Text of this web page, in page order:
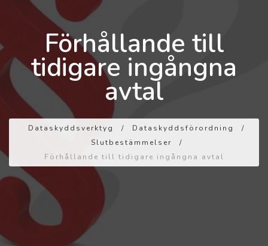
Förhållande till
tidigare ingångna
avtal
Dataskyddsverktyg / Dataskyddsförordning
/
Slutbestämmelser
/
Förhållande till tidigare ingångna avtal